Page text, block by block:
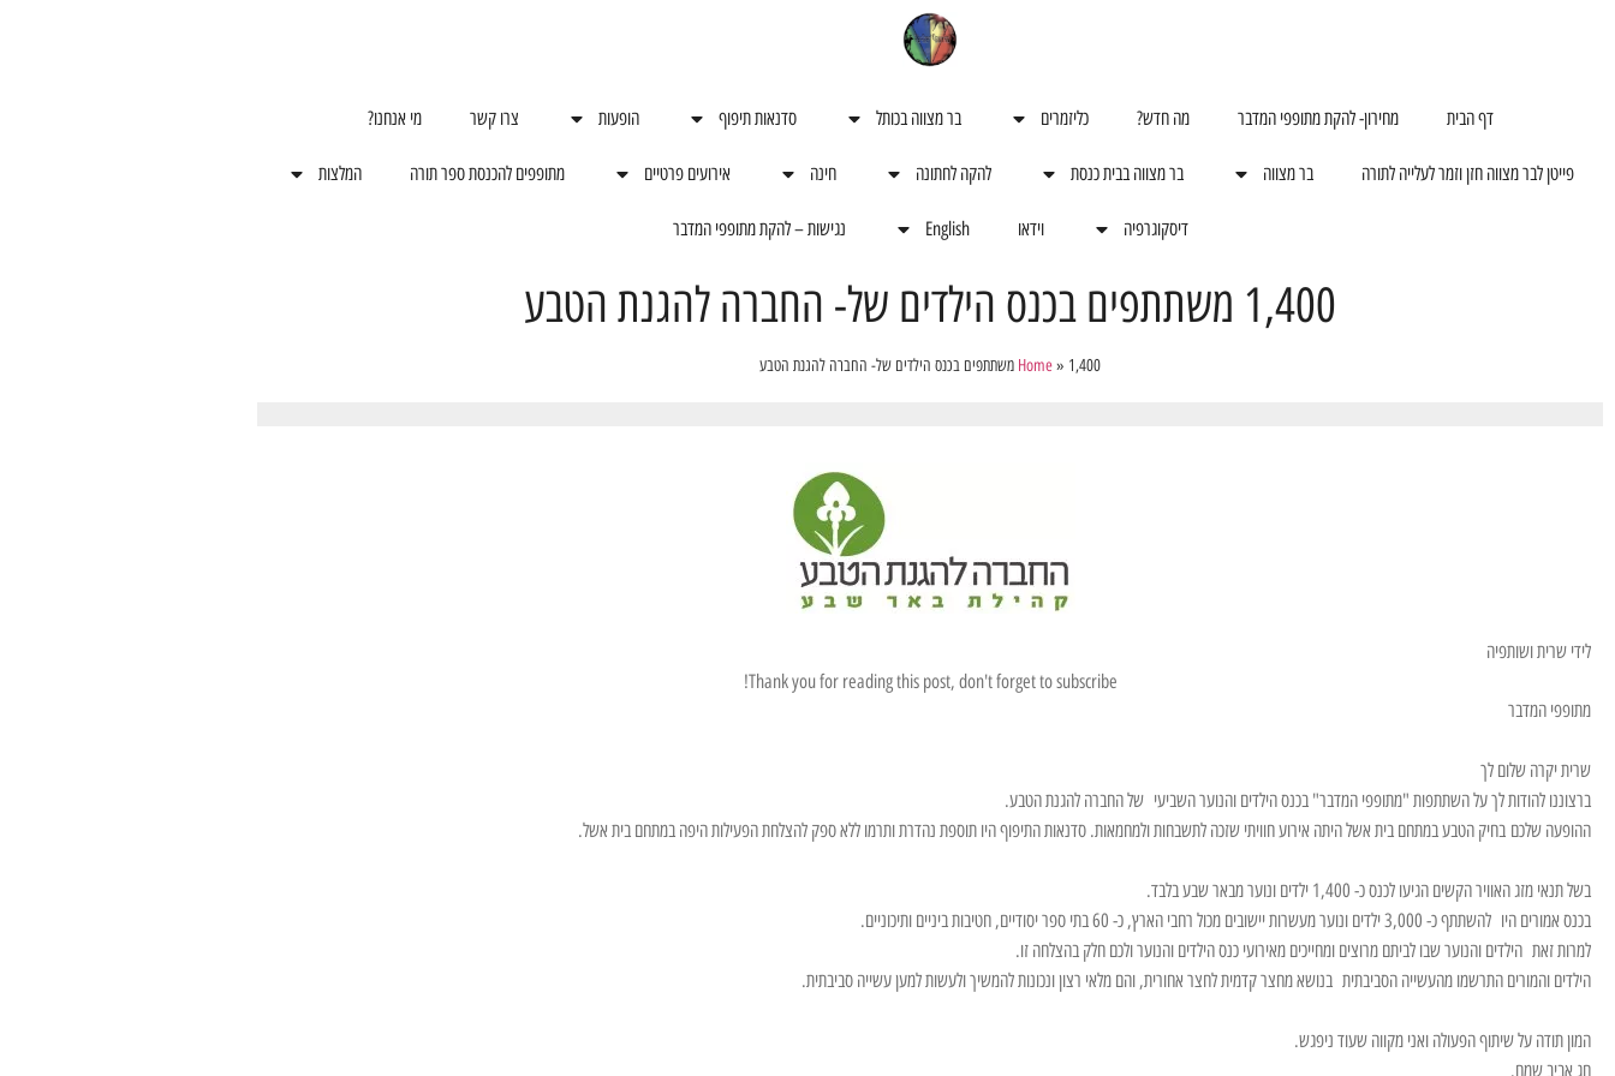
דף הבית מחירון- להקת מתופפי המדבר מה חדש? כליזמרים בר מצווה בכותל סדנאות תיפוף הופעות צרו קשר מי אנחנו?
פייטן לבר מצווה חזן וזמר לעלייה לתורה בר מצווה בר מצווה בבית כנסת להקה לחתונה חינה אירועים פרטיים מתופפים להכנסת ספר תורה המלצות
דיסקוגרפיה וידאו English נגישות – להקת מתופפי המדבר
1,400 משתתפים בכנס הילדים של- החברה להגנת הטבע
Home» 1,400 משתתפים בכנס הילדים של- החברה להגנת הטבע
לידי שרית ושותפיה
Thank you for reading this post, don't forget to subscribe!
מתופפי המדבר
שרית יקרה שלום לך
ברצוננו להודות לך על השתתפות "מתופפי המדבר" בכנס הילדים והנוער השביעי של החברה להגנת הטבע.
ההופעה שלכם בחיק הטבע במתחם בית אשל היתה אירוע חוויתי שזכה לתשבחות ולמחמאות. סדנאות התיפוף היו תוספת נהדרת ותרמו ללא ספק להצלחת הפעילות היפה במתחם בית אשל.
בשל תנאי מזג האוויר הקשים הגיעו לכנס כ- 1,400 ילדים ונוער מבאר שבע בלבד.
בכנס אמורים היו להשתתף כ- 3,000 ילדים ונוער מעשרות יישובים מכול רחבי הארץ, כ- 60 בתי ספר יסודיים, חטיבות ביניים ותיכוניים.
למרות זאת הילדים והנוער שבו לביתם מרוצים ומחייכים מאירועי כנס הילדים והנוער ולכם חלק בהצלחה זו.
הילדים והמורים התרשמו מהעשייה הסביבתית בנושא מחצר קדמית לחצר אחורית, והם מלאי רצון ונכונות להמשיך ולעשות למען עשייה סביבתית.
המון תודה על שיתוף הפעולה ואני מקווה שעוד ניפגש.
חג אביב שמח.